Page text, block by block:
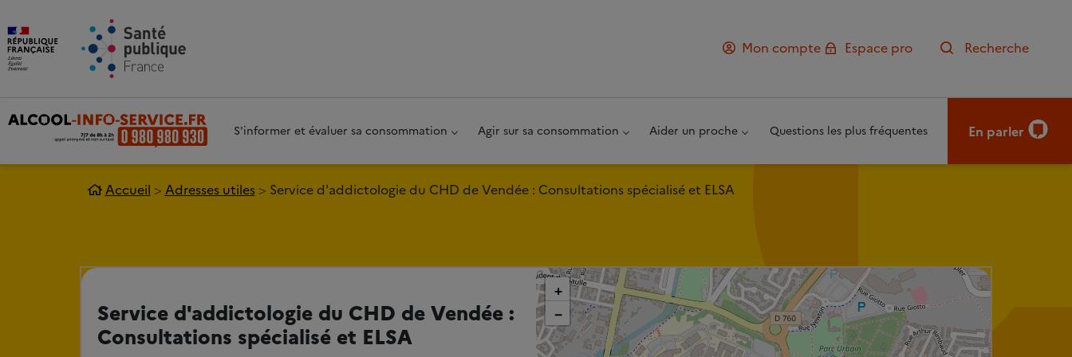
Mon compte
Espace pro Recherche
S'informer et évaluer sa consommation Agir sur sa consommation Aider un proche Questions les plus fréquentes En parler
Accueil Adresses utiles Service d'addictologie du CHD de Vendée : Consultations spécialisé et ELSA
Service d'addictologie du CHD de Vendée :
Consultations spécialisé et ELSA
+
−